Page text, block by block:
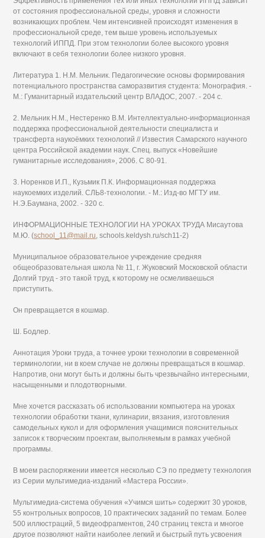
от состояния профессиональной среды, уровня и сложности
возникающих проблем. Чем интенсивней происходят изменения в
профессиональной среде, тем выше уровень используемых
технологий ИППД. При этом технологии более высокого уровня
включают в себя технологии более низкого уровня.
Литература 1. Н.М. Мельник. Педагогические основы формирования
потенциального пространства саморазвития студента: Монография. -
М.: Гуманитарный издательский центр ВЛАДОС, 2007. - 204 с.
2. Мельник Н.М., Нестеренко В.М. Интеллектуально-информационная
поддержка профессиональной деятельности специалиста и
трансферта наукоёмких технологий // Известия Самарского научного
центра Российской академии наук. Спец. выпуск «Новейшие
гуманитарные исследования», 2006. С 80-91.
3. Норенков И.П., Кузьмик П.К. Информационная поддержка
наукоемких изделий. СЛЬ8-технологии. - М.: Изд-во МГТУ им.
Н.Э.Баумана, 2002. - 320 с.
ИНФОРМАЦИОННЫЕ ТЕХНОЛОГИИ НА УРОКАХ ТРУДА Мисаутова
М.Ю. (school_11@mail.ru, schools.keldysh.ru/sch11-2)
Муниципальное образовательное учреждение средняя
общеобразовательная школа № 11, г. Жуковский Московской области
Долгий труд - это такой труд, к которому не осмеливаешься
приступить.
Он превращается в кошмар.
Ш. Бодлер.
Аннотация Уроки труда, а точнее уроки технологии в современной
терминологии, ни в коем случае не должны превращаться в кошмар.
Напротив, они могут быть и должны быть чрезвычайно интересными,
насыщенными и плодотворными.
Мне хочется рассказать об использовании компьютера на уроках
технологии обработки ткани, кулинарии, вязания, изготовления
самодельных кукол и для оформления учащимися пояснительных
записок к творческим проектам, выполняемым в рамках учебной
программы.
В моем распоряжении имеется несколько СЭ по предмету технология
из Серии мультимедиа-изданий «Мастера России».
Мультимедиа-система обучения «Учимся шить» содержит 30 уроков,
55 контрольных вопросов, 10 практических заданий по темам. Более
500 иллюстраций, 5 видеофрагментов, 240 страниц текста и многое
другое позволяют найти наиболее легкий и быстрый путь усвоения